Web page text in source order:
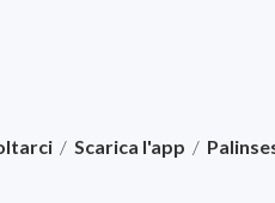
/ Scarica l'app /